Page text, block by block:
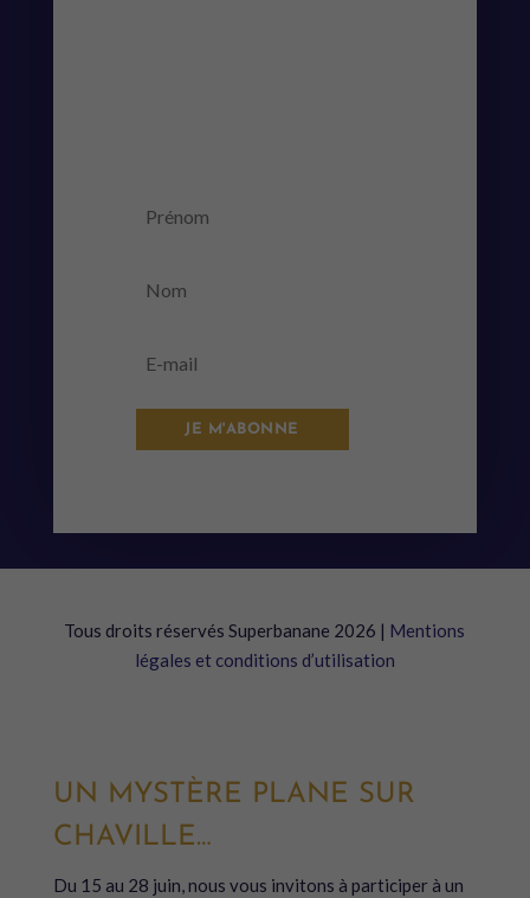
JE M'ABONNE
Tous droits réservés Superbanane 2026 | Mentions
légales et conditions d’utilisation
UN MYSTÈRE PLANE SUR
CHAVILLE…
Du 15 au 28 juin, nous vous invitons à participer à un